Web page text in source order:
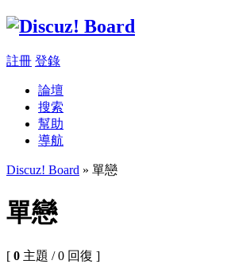
註冊 登錄
論壇
搜索
幫助
導航
Discuz! Board » 單戀
單戀
[ 0 主題 / 0 回復 ]